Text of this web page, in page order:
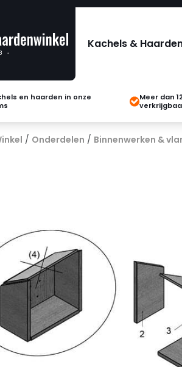
Kachels &
en haarden in onze
Meer dan
/ Onderdelen / Binnenwerken &